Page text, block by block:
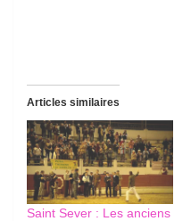
Articles similaires
Saint Sever : Les anciens